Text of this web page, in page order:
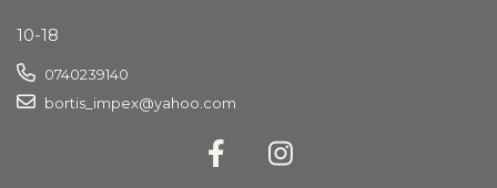
10-18
0740239140
bortis_impex@yahoo.com